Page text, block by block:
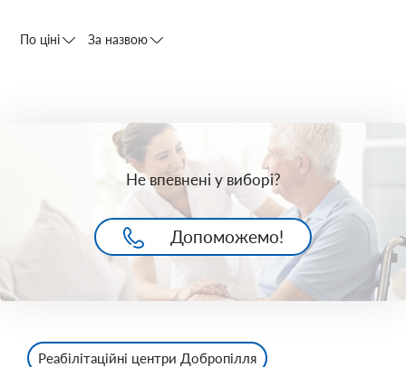
По ціні За назвою
Не впевнені у виборі?
Допоможемо!
Реабілітаційні центри Добропілля